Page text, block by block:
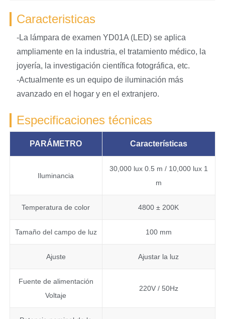
Caracteristicas
-La lámpara de examen YD01A (LED) se aplica
ampliamente en la industria, el tratamiento médico, la
joyería, la investigación científica fotográfica, etc.
-Actualmente es un equipo de iluminación más
avanzado en el hogar y en el extranjero.
Especificaciones técnicas
PARÁMETRO Características
Iluminancia
30,000 lux 0.5 m / 10,000 lux 1
m
Temperatura de color 4800 ± 200K
Tamaño del campo de luz 100 mm
Ajuste Ajustar la luz
Fuente de alimentación
Voltaje
220V / 50Hz